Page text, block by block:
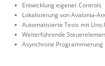
Entwicklung eigener Controls
Lokalisierung von Avalonia-
Automatisierte Tests mit
Weiterführende
Asynchrone Programmierung